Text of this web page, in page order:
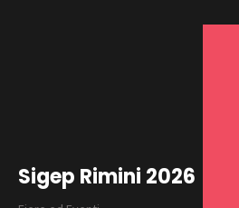
Sigep Rimini 2026